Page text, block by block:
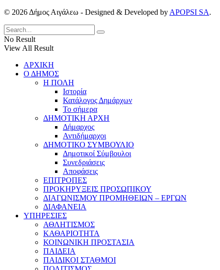
© 2026 Δήμος Αιγάλεω - Designed & Developed by APOPSI SA.
No Result
View All Result
ΑΡΧΙΚΗ
Ο ΔΗΜΟΣ
Η ΠΟΛΗ
Ιστορία
Κατάλογος Δημάρχων
Το σήμερα
ΔΗΜΟΤΙΚΗ ΑΡΧΗ
Δήμαρχος
Αντιδήμαρχοι
ΔΗΜΟΤΙΚΟ ΣΥΜΒΟΥΛΙΟ
Δημοτικοί Σύμβουλοι
Συνεδριάσεις
Αποφάσεις
ΕΠΙΤΡΟΠΕΣ
ΠΡΟΚΗΡΥΞΕΙΣ ΠΡΟΣΩΠΙΚΟΥ
ΔΙΑΓΩΝΙΣΜΟΥ ΠΡΟΜΗΘΕΙΩΝ – ΕΡΓΩΝ
ΔΙΑΦΑΝΕΙΑ
ΥΠΗΡΕΣΙΕΣ
ΑΘΛΗΤΙΣΜΟΣ
ΚΑΘΑΡΙΟΤΗΤΑ
ΚΟΙΝΩΝΙΚΗ ΠΡΟΣΤΑΣΙΑ
ΠΑΙΔΕΙΑ
ΠΑΙΔΙΚΟΙ ΣΤΑΘΜΟΙ